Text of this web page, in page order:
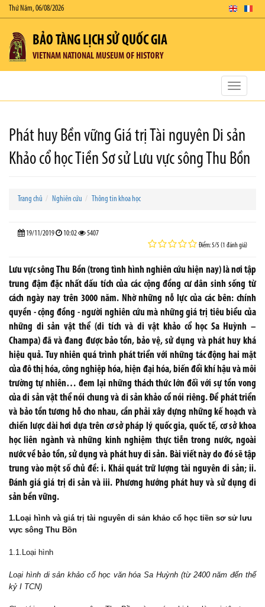
Thứ Năm, 06/08/2026
BẢO TÀNG LỊCH SỬ QUỐC GIA
VIETNAM NATIONAL MUSEUM OF HISTORY
Toggle
Phát huy Bền vững Giá trị Tài nguyên Di sản
Khảo cổ học Tiền Sơ sử Lưu vực sông Thu Bồn
Trang chủ Nghiên cứu Thông tin khoa học
19/11/2019 10:02 5407
Điểm: 5/5 (1 đánh giá)
Lưu vực sông Thu Bồn (trong tình hình nghiên cứu hiện nay) là nơi tập
trung đậm đặc nhất dấu tích của các cộng đồng cư dân sinh sống từ
cách ngày nay trên 3000 năm. Nhờ những nỗ lực của các bên: chính
quyền - cộng đồng - người nghiên cứu mà những giá trị tiêu biểu của
những di sản vật thể (di tích và di vật khảo cổ học Sa Huỳnh –
Champa) đã và đang được bảo tồn, bảo vệ, sử dụng và phát huy khá
hiệu quả. Tuy nhiên quá trình phát triển với những tác động hai mặt
của đô thị hóa, công nghiệp hóa, hiện đại hóa, biến đổi khí hậu và môi
trường tự nhiên… đem lại những thách thức lớn đối với sự tồn vong
của di sản vật thể nói chung và di sản khảo cổ nói riêng. Để phát triển
và bảo tồn tương hỗ cho nhau, cần phải xây dựng những kế hoạch và
chiến lược dài hơi dựa trên cơ sở pháp lý quốc gia, quốc tế, cơ sở khoa
học liên ngành và những kinh nghiệm thực tiễn trong nước, ngoài
nước về bảo tồn, sử dụng và phát huy di sản. Bài viết này do đó sẽ tập
trung vào một số chủ đề: i. Khái quát trữ lượng tài nguyên di sản; ii.
Đánh giá giá trị di sản và iii. Phương hướng phát huy và sử dụng di
sản bền vững.
1.Loại hình và giá trị tài nguyên di sản khảo cổ học tiền sơ sử lưu
vực sông Thu Bồn
1.1.Loại hình
Loại hình di sản khảo cổ học văn hóa Sa Huỳnh (từ 2400 năm đến thế
kỷ I TCN)